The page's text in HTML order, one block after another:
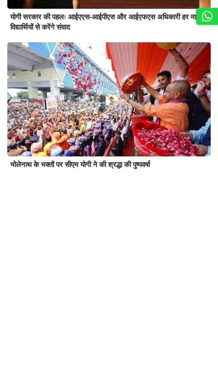
योगी सरकार की पहलः आईएएस-आईपीएस और आईएफएस अधिकारी हर माह
विद्यार्थियों से करेंगे संवाद
भोलेनाथ के भक्तों पर सीएम योगी ने की श्रद्धा की पुष्पवर्षा